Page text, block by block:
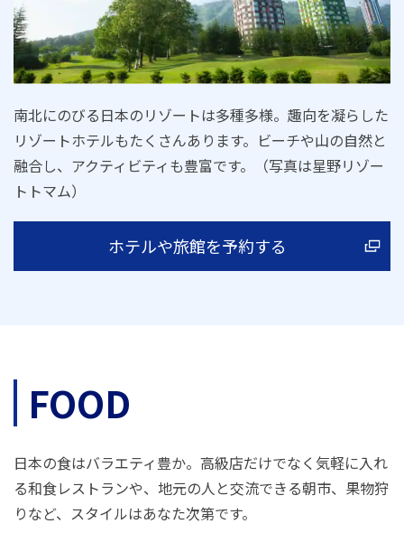
南北にのびる日本のリゾートは多種多様。趣向を凝らした
リゾートホテルもたくさんあります。ビーチや山の自然と
融合し、アクティビティも豊富です。（写真は星野リゾー
トトマム）
ホテルや旅館を予約する
FOOD
日本の食はバラエティ豊か。高級店だけでなく気軽に入れ
る和食レストランや、地元の人と交流できる朝市、果物狩
りなど、スタイルはあなた次第です。